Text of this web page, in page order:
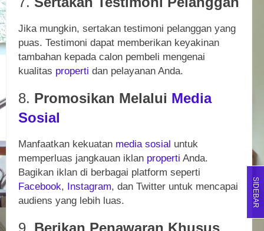
Jika mungkin, sertakan testimoni pelanggan yang
puas. Testimoni dapat memberikan keyakinan
tambahan kepada calon pembeli mengenai
kualitas properti dan pelayanan Anda.
8. Promosikan Melalui Media
Sosial
Manfaatkan kekuatan media sosial untuk
memperluas jangkauan iklan properti Anda.
Bagikan iklan di berbagai platform seperti
Facebook, Instagram, dan Twitter untuk mencapai
audiens yang lebih luas.
SIDEBAR